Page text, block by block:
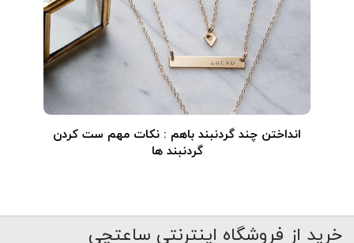
انداختن چند گردنبند باهم : نکات مهم ست کردن
گردنبند ها
خرید از فروشگاه اینترنتی ساعتچی